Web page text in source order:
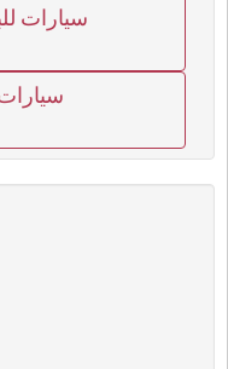
سيارات للبيع 2014